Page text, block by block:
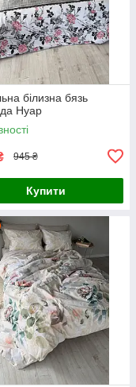
білизна бязь
Нуар
945 ₴
Купити